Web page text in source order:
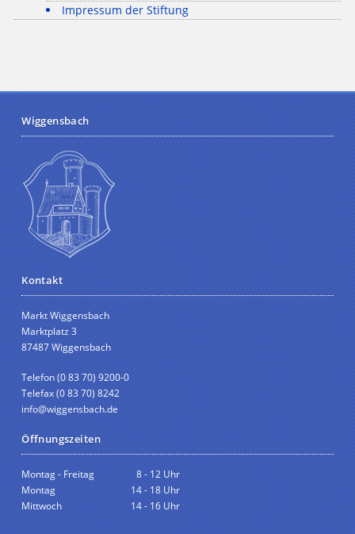
Impressum der Stiftung
Wiggensbach
Kontakt
Markt Wiggensbach
Marktplatz 3
87487 Wiggensbach
Telefon (0 83 70) 9200-0
Telefax (0 83 70) 8242
info@wiggensbach.de
Öffnungszeiten
Montag - Freitag
8 - 12 Uhr
Montag
14 - 18 Uhr
Mittwoch
14 - 16 Uhr